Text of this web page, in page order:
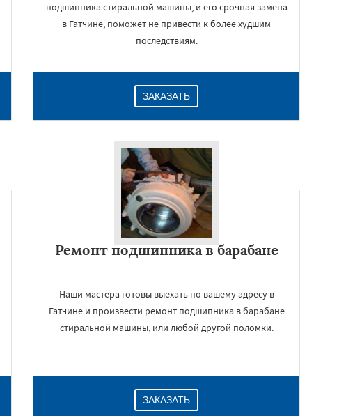
подшипника стиральной машины, и его срочная замена
в Гатчине, поможет не привести к более худшим
последствиям.
ЗАКАЗАТЬ
Ремонт подшипника в барабане
Наши мастера готовы выехать по вашему адресу в
Гатчине и произвести ремонт подшипника в барабане
стиральной машины, или любой другой поломки.
ЗАКАЗАТЬ